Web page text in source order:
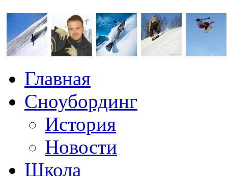
Главная
Сноубординг
История
Новости
Школа